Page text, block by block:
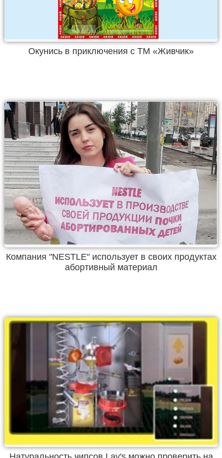
Окунись в приключения с ТМ «Живчик»
Компания "NESTLE" использует в своих продуктах
абортивный материал